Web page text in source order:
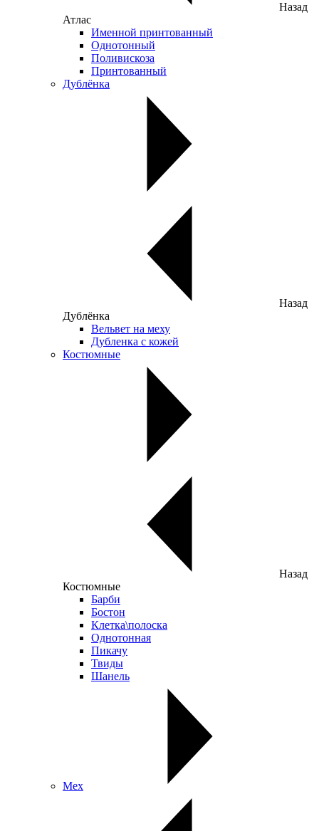
Назад
Атлас
Именной принтованный
Однотонный
Поливискоза
Принтованный
Дублёнка
Назад
Дублёнка
Вельвет на меху
Дубленка с кожей
Костюмные
Назад
Костюмные
Барби
Бостон
Клетка\полоска
Однотонная
Пикачу
Твиды
Шанель
Мех